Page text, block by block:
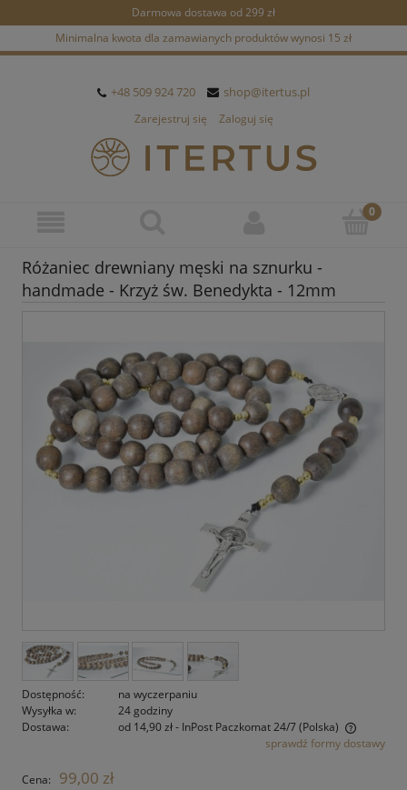
Darmowa dostawa od 299 zł
Minimalna kwota dla zamawianych produktów wynosi 15 zł
+48 509 924 720 shop@itertus.pl
Zarejestruj się Zaloguj się
Różaniec drewniany męski na sznurku -
handmade - Krzyż św. Benedykta - 12mm
Dostępność:
na wyczerpaniu
Wysyłka w:
24 godziny
Dostawa:
od 14,90 zł- InPost Paczkomat 24/7(Polska)
Cena nie zawiera ewentualnych kosztów płatnościsprawdź formy dostawy
Cena: 99,00 zł